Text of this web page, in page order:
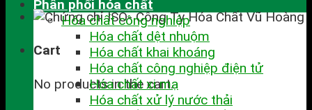
Cart
No products in the cart.
Phân phối hóa chất
Hóa chất công nghiệp
Hóa chất dệt nhuộm
Hóa chất khai khoáng
Hóa chất công nghiệp điện tử
Hóa chất xi mạ
Hóa chất xử lý nước thải